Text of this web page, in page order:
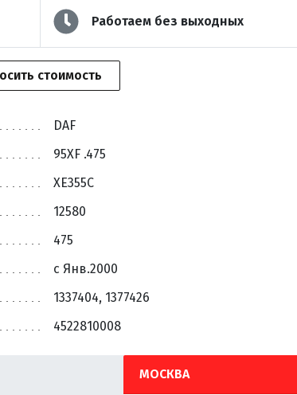
Работаем без выходных
стоимость
DAF
95XF .475
XE355C
12580
475
с Янв.2000
1337404, 1377426
4522810008
МОСКВА